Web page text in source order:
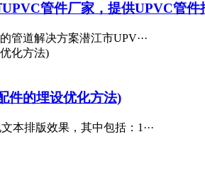
管件厂家，提供UPVC管件
管道解决方案潜江市UPV···
件的埋设优化方法)
本排版效果，其中包括：1···